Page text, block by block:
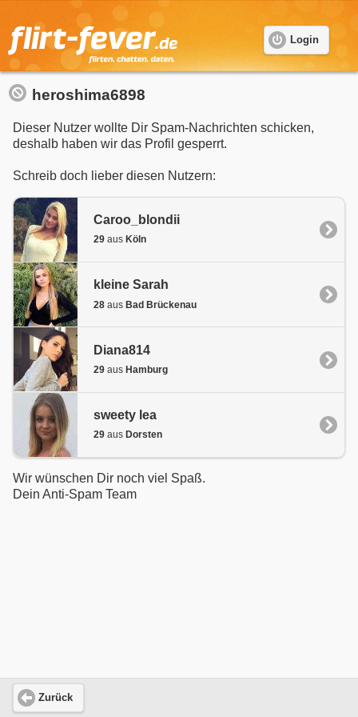
Login
heroshima6898
Dieser Nutzer wollte Dir Spam-Nachrichten schicken,
deshalb haben wir das Profil gesperrt.
Schreib doch lieber diesen Nutzern:
Caroo_blondii
29 aus Köln
kleine Sarah
28 aus Bad Brückenau
Diana814
29 aus Hamburg
sweety lea
29 aus Dorsten
Wir wünschen Dir noch viel Spaß.
Dein Anti-Spam Team
Zurück